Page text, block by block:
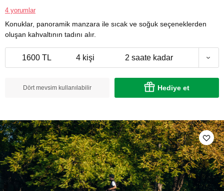
4 yorumlar
Konuklar, panoramik manzara ile sıcak ve soğuk seçeneklerden
oluşan kahvaltının tadını alır.
1600 TL 4 kişi 2 saate kadar
Dört mevsim kullanılabilir Hediye et